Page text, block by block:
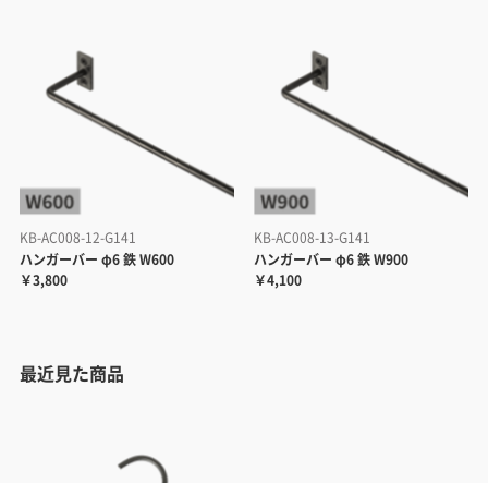
KB-AC008-12-G141
ハンガーバー φ6 鉄 W600
￥3,800
KB-AC008-13-G141
ハンガーバー φ6 鉄 W900
￥4,100
最近見た商品